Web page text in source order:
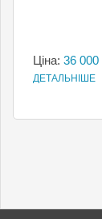
Ціна: 36 000
ДЕТАЛЬНІШЕ